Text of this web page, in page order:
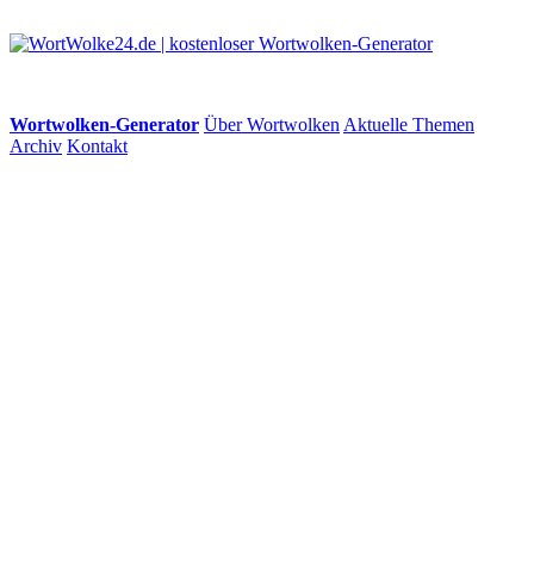
Wortwolken-Generator Über Wortwolken Aktuelle Themen
Archiv Kontakt